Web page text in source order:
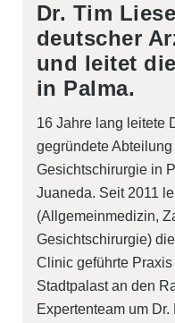
Dr. Tim
deutscher
und leitet
in Palma.
16 Jahre lang leitete
gegründete
Gesichtschirurgie in
Juaneda. Seit 2011
(Allgemeinmedizin,
Gesichtschirurgie)
Clinic geführte
Stadtpalast an den
Expertenteam um